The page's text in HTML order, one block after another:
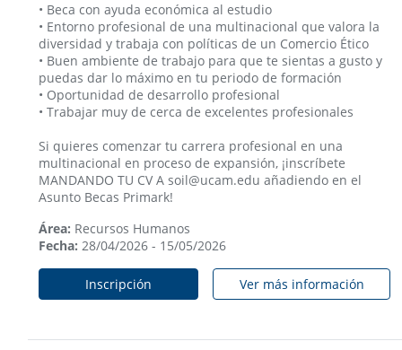
• Beca con ayuda económica al estudio
• Entorno profesional de una multinacional que valora la
diversidad y trabaja con políticas de un Comercio Ético
• Buen ambiente de trabajo para que te sientas a gusto y
puedas dar lo máximo en tu periodo de formación
• Oportunidad de desarrollo profesional
• Trabajar muy de cerca de excelentes profesionales
Si quieres comenzar tu carrera profesional en una
multinacional en proceso de expansión, ¡inscríbete
MANDANDO TU CV A soil@ucam.edu añadiendo en el
Asunto Becas Primark!
Área: Recursos Humanos
Fecha: 28/04/2026 - 15/05/2026
Inscripción Ver más información